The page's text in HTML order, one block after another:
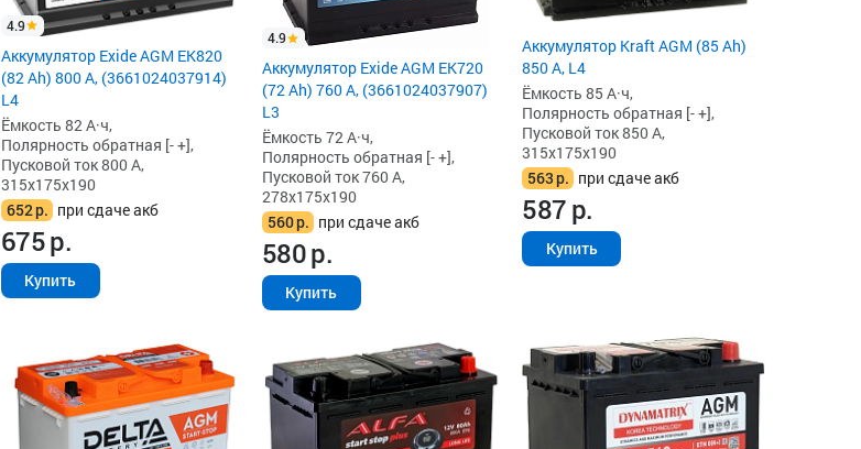
4.9
Аккумулятор Exide AGM EK820
(82 Ah) 800 А, (3661024037914)
L4
Ёмкость 82 А·ч,
Полярность обратная [- +],
Пусковой ток 800 А,
315x175x190
652р. при сдаче акб
675р.
Купить
4.9
Аккумулятор Exide AGM EK720
(72 Ah) 760 А, (3661024037907)
L3
Ёмкость 72 А·ч,
Полярность обратная [- +],
Пусковой ток 760 А,
278x175x190
560р. при сдаче акб
580р.
Купить
Аккумулятор Kraft AGM (85 Ah)
850 А, L4
Ёмкость 85 А·ч,
Полярность обратная [- +],
Пусковой ток 850 А,
315x175x190
563р. при сдаче акб
587р.
Купить